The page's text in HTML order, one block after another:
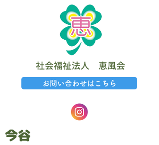
​社会福祉法人 恵風会
お問い合わせはこちら
今谷